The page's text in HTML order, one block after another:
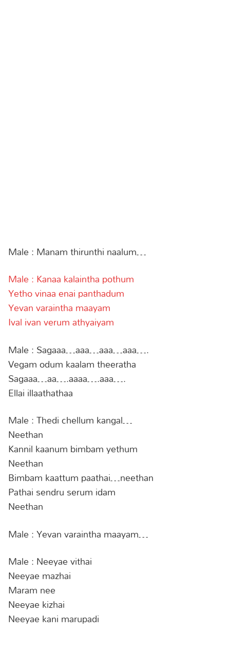
Male : Manam thirunthi naalum…
Male : Kanaa kalaintha pothum
Yetho vinaa enai panthadum
Yevan varaintha maayam
Ival ivan verum athyaiyam
Male : Sagaaa…aaa…aaa…aaa….
Vegam odum kaalam theeratha
Sagaaa…aa….aaaa….aaa….
Ellai illaathathaa
Male : Thedi chellum kangal…
Neethan
Kannil kaanum bimbam yethum
Neethan
Bimbam kaattum paathai…neethan
Pathai sendru serum idam
Neethan
Male : Yevan varaintha maayam…
Male : Neeyae vithai
Neeyae mazhai
Maram nee
Neeyae kizhai
Neeyae kani marupadi